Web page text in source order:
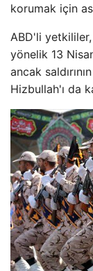
korumak için
ABD'li
yönelik 13
ancak
Hizbullah'ı da